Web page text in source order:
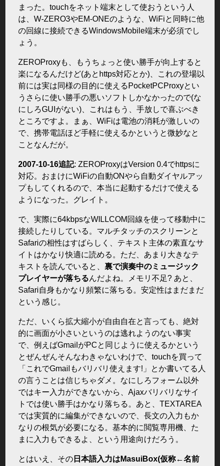
まった。touchをネット端末として使おうという人
は、W-ZERO3やEM-ONEのような、WiFiと同時に他
の回線に接続できるWindowsMobile端末が必須でし
ょう。
ZEROProxyも、もうちょっと使い勝手が向上すると
楽になるんだけど(あとhttps対応とか)、これの登場以
前には実は同様の目的に使えるPocketPCProxyとい
うさらに使い勝手の悪いソフトしかなかったので(な
にしろGUIがない)、これはもう、手放しで喜ぶべき
ところですよ。まぁ、WiFiは電池の消耗が激しいの
で、携帯電話ほど手軽に使えるかというと微妙なと
ことなんだが。
2007-10-16追記: ZEROProxyはVersion 0.4でhttpsに
対応。おまけにWiFiの自動ONやら自動ダイヤルアッ
プもしてくれるので、本当に起動するだけで使える
ようになった。グレイト。
で、実際に64kbpsなWILLCOM回線を使って移動中に
接続したりしている。マルチタッチのスクリーンと
Safariの相性はすばらしく、テキスト主体の素直なサ
イトはかなり快適に読める。ただ、あまり大きなテ
キストを読んでいると、裏で演奏中のミュージック
プレイヤーが落ちるんだよね。メモリ不足? あと、
Safari自身もかなり頻繁に落ちる。安定性はまだまだ
という感じ。
ただ、いくら拡大縮小が自由自在と言っても、絶対
的に画面が小さいというのは逃れようのない事実
で、例えばGmailがPCと同じように使えるかという
とぜんぜんそんなわきゃないわけで、touchを買って
「これでGmailもバリバリ使えます!」とか書いてる人
の言うことは信じちゃダメ。なにしろフォーム以外
ではキー入力ができないから、Ajaxバリバリなサイ
トでは使い勝手はかなり落ちる。あと、TEXTAREA
では実質的に編集ができないので、長文の入力もか
なりの根気が必要になる。基本的に閲覧専用機、た
まに入力もできるよ、という用途向けだろう。
とはいえ、その 日本語入力はMasuiBox(仮称←名前